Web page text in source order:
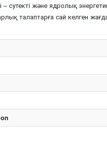
– сутекті және ядролық
талаптарға сай келген